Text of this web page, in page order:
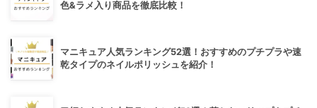
色&ラメ入り商品を徹底比較！
マニキュア人気ランキング52選！おすすめのプチプラや速
乾タイプのネイルポリッシュを紹介！